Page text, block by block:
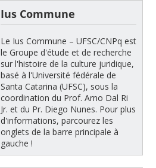
Ius Commune
Le Ius Commune – UFSC/CNPq est
le Groupe d'étude et de recherche
sur l'histoire de la culture juridique,
basé à l'Université fédérale de
Santa Catarina (UFSC), sous la
coordination du Prof. Arno Dal Ri
Jr. et du Pr. Diego Nunes. Pour plus
d'informations, parcourez les
onglets de la barre principale à
gauche !